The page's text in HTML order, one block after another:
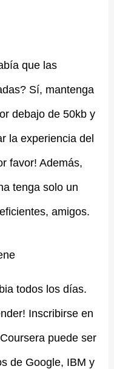
que las
Sí, mantenga
debajo de 50kb y
la experiencia del
favor! Además,
tenga solo un
amigos.
todos los días.
Inscribirse en
puede ser
de Google, IBM y